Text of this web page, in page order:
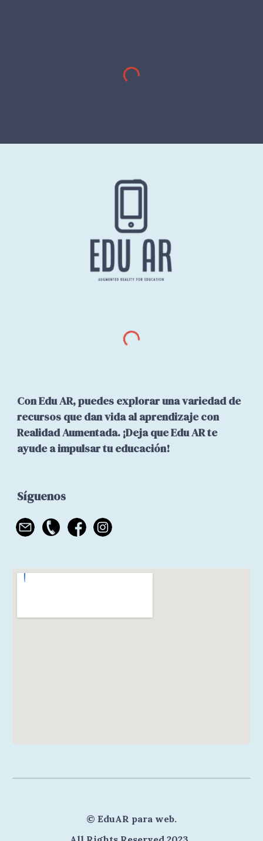
Con Edu AR, puedes explorar una variedad de
recursos que dan vida al aprendizaje con
Realidad Aumentada. ¡Deja que Edu AR te
ayude a impulsar tu educación!
Síguenos
© EduAR para web.